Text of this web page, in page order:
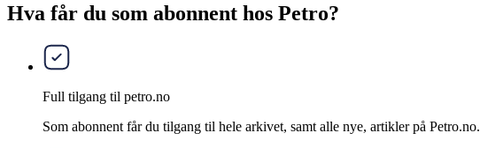
Hva får du som abonnent hos Petro?
Full tilgang til petro.no
Som abonnent får du tilgang til hele arkivet, samt alle nye, artikler på Petro.no.